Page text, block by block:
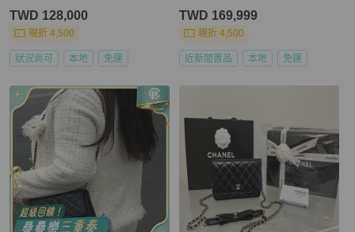
TWD 128,000
現折 4,500
狀況尚可 本地 免運
TWD 169,999
現折 4,500
近新閒置品 本地 免運